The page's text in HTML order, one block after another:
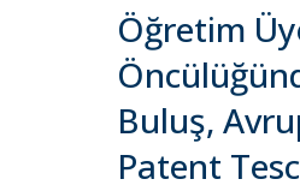
Öğretim
Buluş,
Patent